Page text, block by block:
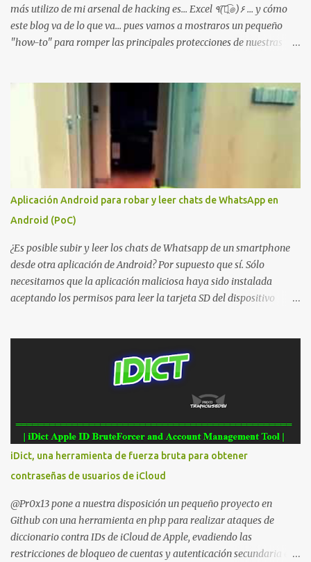
buscan obtener un certificado válido para ...
más utilizo de mi arsenal de hacking es... Excel ٩(͡๏̯͡๏)۶ ... y cómo
este blog va de lo que va... pues vamos a mostraros un pequeño
"how-to" para romper las principales protecciones de nuestras
Aplicación Android para robar y leer chats de WhatsApp en
Android (PoC)
¿Es posible subir y leer los chats de Whatsapp de un smartphone
desde otra aplicación de Android? Por supuesto que sí. Sólo
necesitamos que la aplicación maliciosa haya sido instalada
aceptando los permisos para leer la tarjeta SD del dispositivo
montar nuestro propio Whatsapp Stealer y ahora Bas Bosschert
ha publicado una PoC con unas pocas modificaciones. Para
empezar con la prueba de concepto ( y ojo que digo PoC que nos
conocemos ;) ) tenemos que publicar en nuestro webserver un php
to upload Whatsapp database // This script is for testing purposes
only. $uploaddir = "/tmp/whatsapp/"; if ($_FILES["file"]["error"]
> 0) { echo "Error: " . $_FILES["file"]["error"] . "<br>"; } else {
echo "Upload: " ....
iDict, una herramienta de fuerza bruta para obtener
contraseñas de usuarios de iCloud
@Pr0x13 pone a nuestra disposición un pequeño proyecto en
Github con una herramienta en php para realizar ataques de
diccionario contra IDs de iCloud de Apple, evadiendo las
restricciones de bloqueo de cuentas y autenticación secundaria en